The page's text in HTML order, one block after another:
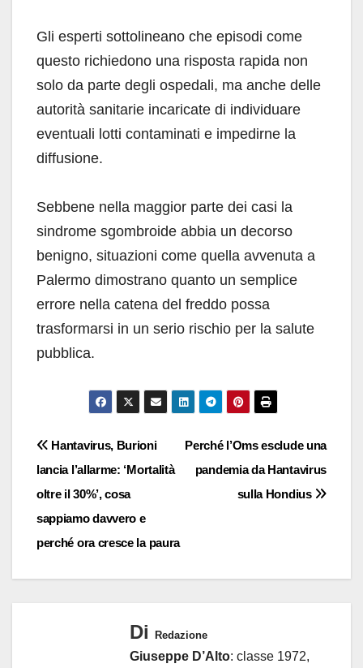
Gli esperti sottolineano che episodi come
questo richiedono una risposta rapida non
solo da parte degli ospedali, ma anche delle
autorità sanitarie incaricate di individuare
eventuali lotti contaminati e impedirne la
diffusione.
Sebbene nella maggior parte dei casi la
sindrome sgombroide abbia un decorso
benigno, situazioni come quella avvenuta a
Palermo dimostrano quanto un semplice
errore nella catena del freddo possa
trasformarsi in un serio rischio per la salute
pubblica.
Navigazione
articoli
Perché l’Oms esclude una
pandemia da Hantavirus
sulla Hondius
Hantavirus, Burioni
lancia l’allarme: ‘Mortalità
oltre il 30%’, cosa
sappiamo davvero e
perché ora cresce la paura
Di Redazione
Giuseppe D’Alto: classe 1972,